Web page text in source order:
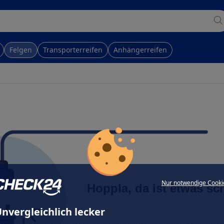
Nur notwendige
lecker
Felgen Transporterreifen Anhängerreifen
Hoppla, da ist etwas